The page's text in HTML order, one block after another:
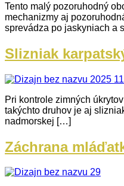
Tento malý pozoruhodný
mechanizmy aj
sprevádza po jaskyniach a
Slizniak
Pri kontrole zimných
takýchto druhov je aj
nadmorskej […]
Záchrana